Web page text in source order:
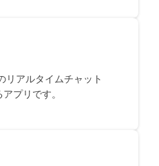
リアルタイムチャット
プリです。